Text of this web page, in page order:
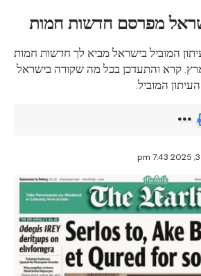
מפרסם חדשות חמות
המוביל בישראל מביא לך חדשות חמות
קרא והתעדכן בכל מה שקורה בישראל
המוביל.